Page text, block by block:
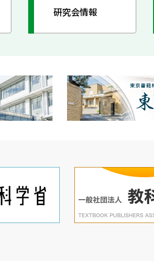
研究会情報